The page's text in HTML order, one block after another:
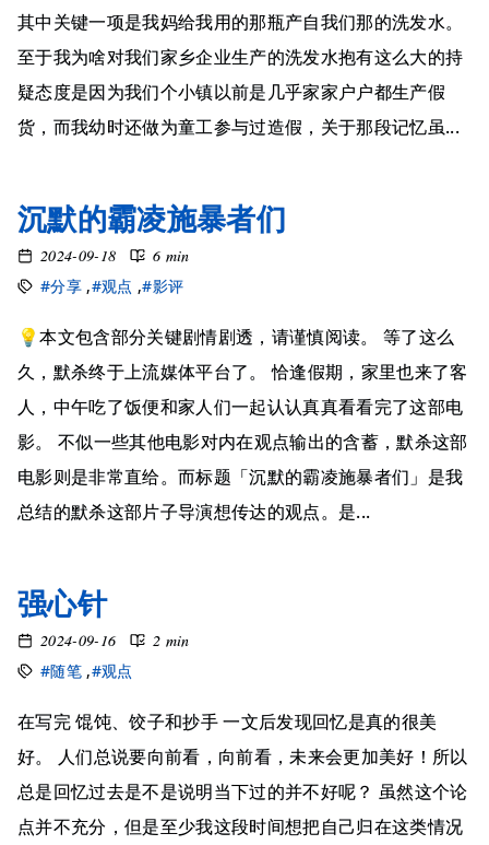
其中关键一项是我妈给我用的那瓶产自我们那的洗发水。
至于我为啥对我们家乡企业生产的洗发水抱有这么大的持
疑态度是因为我们个小镇以前是几乎家家户户都生产假
货，而我幼时还做为童工参与过造假，关于那段记忆虽...
沉默的霸凌施暴者们
2024-09-18
6 min
#分享 ,#观点 ,#影评
💡本文包含部分关键剧情剧透，请谨慎阅读。 等了这么
久，默杀终于上流媒体平台了。 恰逢假期，家里也来了客
人，中午吃了饭便和家人们一起认认真真看看完了这部电
影。 不似一些其他电影对内在观点输出的含蓄，默杀这部
电影则是非常直给。而标题「沉默的霸凌施暴者们」是我
总结的默杀这部片子导演想传达的观点。是...
强心针
2024-09-16
2 min
#随笔 ,#观点
在写完 馄饨、饺子和抄手 一文后发现回忆是真的很美
好。 人们总说要向前看，向前看，未来会更加美好！所以
总是回忆过去是不是说明当下过的并不好呢？ 虽然这个论
点并不充分，但是至少我这段时间想把自己归在这类情况